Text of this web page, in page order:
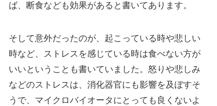
ば、断食なども効果があると書いてあります。
そして意外だったのが、起こっている時や悲しい
時など、ストレスを感じている時は食べない方が
いいということも書いていました。怒りや悲しみ
などのストレスは、消化器官にも影響を及ぼすそ
うで、マイクロバイオータにとっても良くないよ